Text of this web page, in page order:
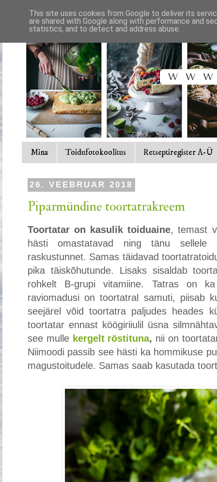
Mina Toidufotokoolitus Retseptiregister A-Ü
26. VEEBRUAR 2018
Piparmündine toortatrakreem
Toortatar on kasulik toiduaine, temast
hästi omastatavad ning tänu sellele
raskustunnet. Samas täidavad
pika täiskõhutunde. Lisaks sisaldab
rohkelt B-grupi vitamiine. Tatras on
raviomadusi on toortatral samuti, piisab
seejärel võid toortatra paljudes heades
toortatar ennast köögiriiulil üsna
see mulle kergelt röstituna, nii on
Niimoodi passib see hästi ka hommikuse
magustoitudele. Samas saab kasutada
This site uses cookies from Google to deliver its
are shared with Google along with performance and
statistics, and to detect and address abuse.